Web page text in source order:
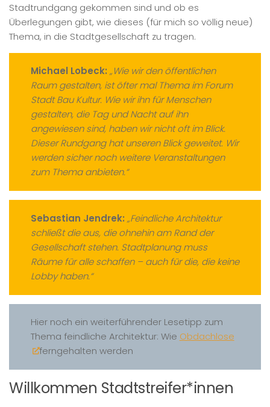
Stadtrundgang gekommen sind und ob es
Überlegungen gibt, wie dieses (für mich so völlig neue)
Thema, in die Stadtgesellschaft zu tragen.
Michael Lobeck: „Wie wir den öffentlichen
Raum gestalten, ist öfter mal Thema im Forum
Stadt Bau Kultur. Wie wir ihn für Menschen
gestalten, die Tag und Nacht auf ihn
angewiesen sind, haben wir nicht oft im Blick.
Dieser Rundgang hat unseren Blick geweitet. Wir
werden sicher noch weitere Veranstaltungen
zum Thema anbieten.“
Sebastian Jendrek: „Feindliche Architektur
schließt die aus, die ohnehin am Rand der
Gesellschaft stehen. Stadtplanung muss
Räume für alle schaffen – auch für die, die keine
Lobby haben.“
Hier noch ein weiterführender Lesetipp zum
Thema feindliche Architektur: Wie Obdachlose
ferngehalten werden
Willkommen Stadtstreifer*innen